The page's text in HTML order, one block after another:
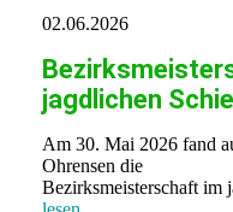
02.06.2026
jagdlichen
Am 30. Mai 2026 fand
Ohrensen die
Bezirksmeisterschaft im